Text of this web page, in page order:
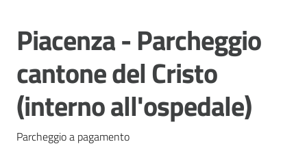
Prestazioni
e
percorsi
di
cura
Salta al contenuto
Piacenza - Parcheggio
cantone del Cristo
(interno all'ospedale)
Parcheggio a pagamento